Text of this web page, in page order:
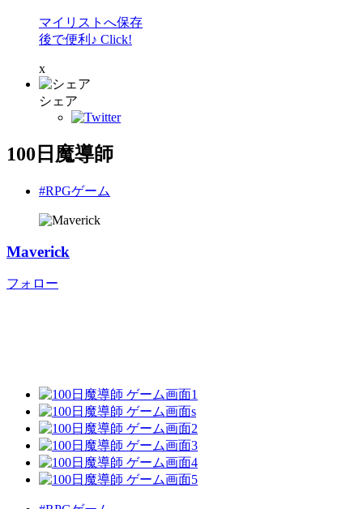
マイリストへ保存
後で便利♪ Click!
x
シェア
100日魔導師
#RPGゲーム
Maverick
フォロー